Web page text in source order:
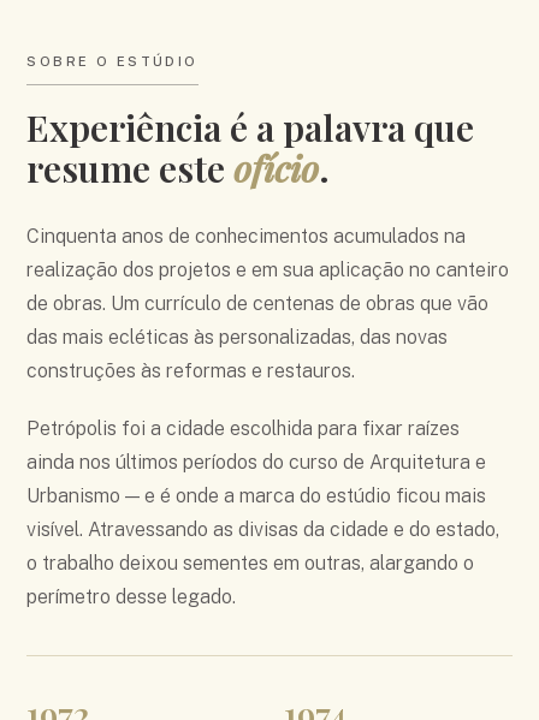
SOBRE O ESTÚDIO
Experiência é a palavra que
resume esteofício.
Cinquenta anos de conhecimentos acumulados na
realização dos projetos e em sua aplicação no canteiro
de obras. Um currículo de centenas de obras que vão
das mais ecléticas às personalizadas, das novas
construções às reformas e restauros.
Petrópolis foi a cidade escolhida para fixar raízes
ainda nos últimos períodos do curso de Arquitetura e
Urbanismo — e é onde a marca do estúdio ficou mais
visível. Atravessando as divisas da cidade e do estado,
o trabalho deixou sementes em outras, alargando o
perímetro desse legado.